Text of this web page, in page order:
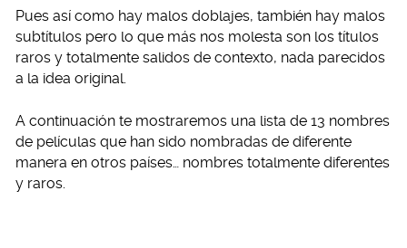
Pues así como hay malos doblajes, también hay malos
subtítulos pero lo que más nos molesta son los títulos
raros y totalmente salidos de contexto, nada parecidos
a la idea original.
A continuación te mostraremos una lista de 13 nombres
de películas que han sido nombradas de diferente
manera en otros países… nombres totalmente diferentes
y raros.